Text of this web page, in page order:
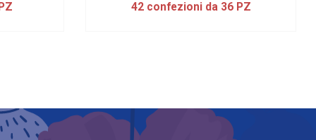
42 confezioni da 36 PZ